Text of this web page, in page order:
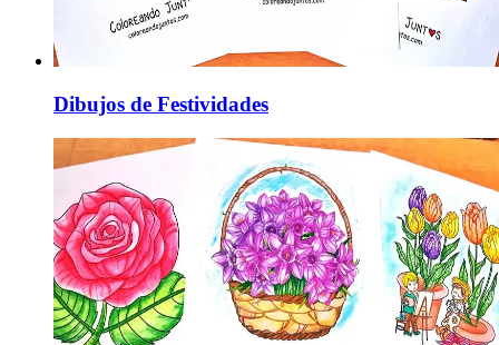
Dibujos de Festividades